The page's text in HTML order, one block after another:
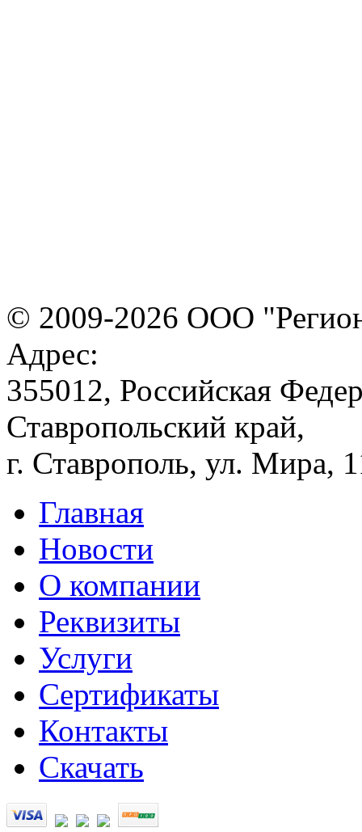
© 2009-2026 ООО
Адрес:
355012, Российская
Ставропольский край,
г. Ставрополь, ул. Мира,
Главная
Новости
О компании
Реквизиты
Услуги
Сертификаты
Контакты
Скачать